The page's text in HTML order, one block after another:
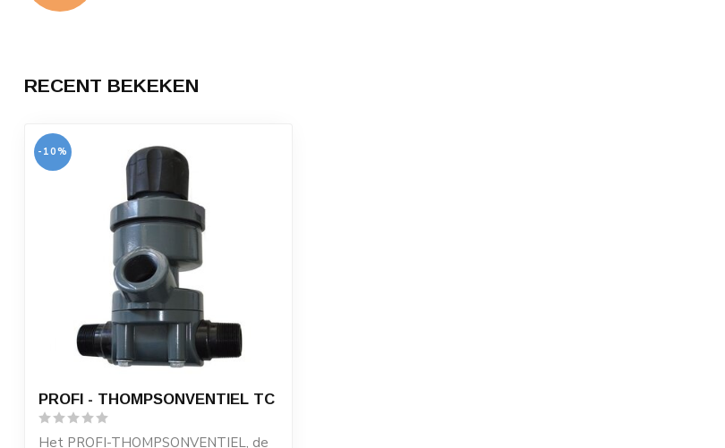
RECENT BEKEKEN
-10%
PROFI - THOMPSONVENTIEL TC
Het PROFI-THOMPSONVENTIEL, de